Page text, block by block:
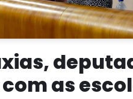
as